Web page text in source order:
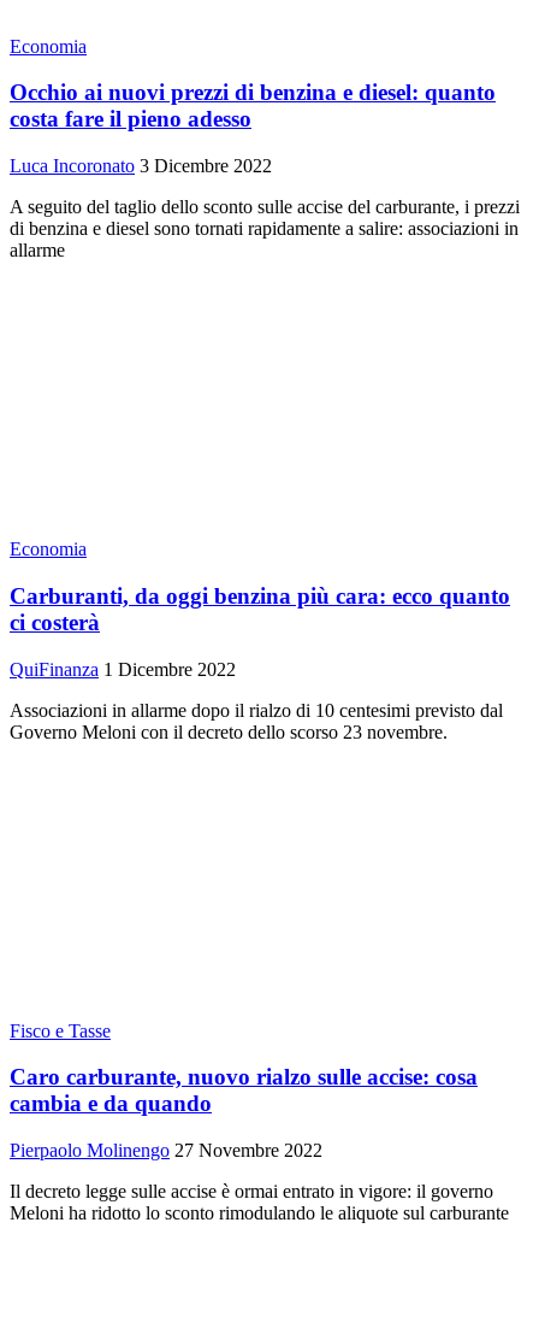
Economia
Occhio ai nuovi prezzi di benzina e diesel: quanto
costa fare il pieno adesso
Luca Incoronato 3 Dicembre 2022
A seguito del taglio dello sconto sulle accise del carburante, i prezzi
di benzina e diesel sono tornati rapidamente a salire: associazioni in
allarme
Economia
Carburanti, da oggi benzina più cara: ecco quanto
ci costerà
QuiFinanza 1 Dicembre 2022
Associazioni in allarme dopo il rialzo di 10 centesimi previsto dal
Governo Meloni con il decreto dello scorso 23 novembre.
Fisco e Tasse
Caro carburante, nuovo rialzo sulle accise: cosa
cambia e da quando
Pierpaolo Molinengo 27 Novembre 2022
Il decreto legge sulle accise è ormai entrato in vigore: il governo
Meloni ha ridotto lo sconto rimodulando le aliquote sul carburante